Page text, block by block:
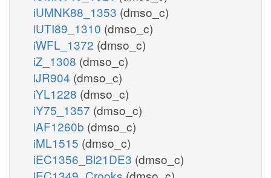
iUMNK88_1353 (dmso_c)
iUTI89_1310 (dmso_c)
iWFL_1372 (dmso_c)
iZ_1308 (dmso_c)
iJR904 (dmso_c)
iYL1228 (dmso_c)
iY75_1357 (dmso_c)
iAF1260b (dmso_c)
iML1515 (dmso_c)
iEC1356_Bl21DE3 (dmso_c)